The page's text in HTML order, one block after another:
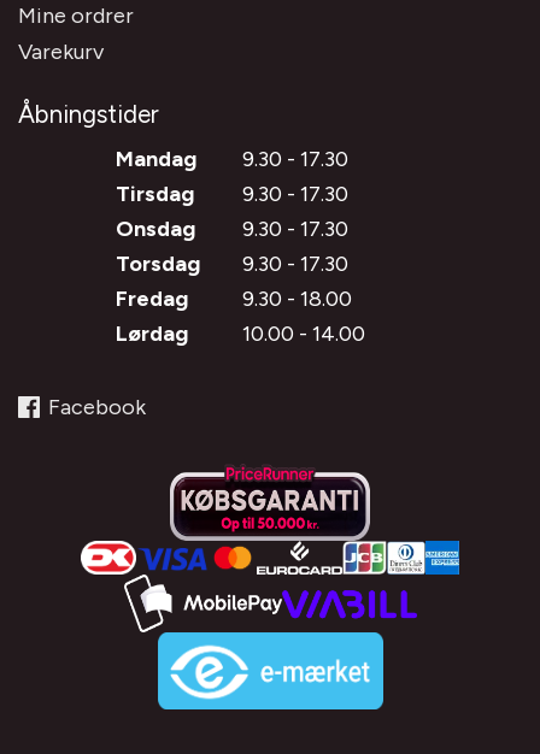
Mine ordrer
Varekurv
Åbningstider
Mandag
9.30 - 17.30
Tirsdag
9.30 - 17.30
Onsdag
9.30 - 17.30
Torsdag
9.30 - 17.30
Fredag
9.30 - 18.00
Lørdag
10.00 - 14.00
Facebook